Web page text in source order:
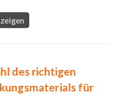
des richtigen
für